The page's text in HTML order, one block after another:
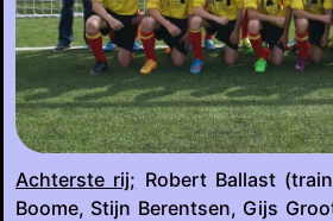
Achterste rij; Robert Ballast
Boome, Stijn Berentsen, Gijs